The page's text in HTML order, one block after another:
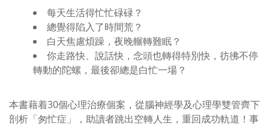
每天生活得忙忙碌碌？
總覺得陷入了時間荒？
白天焦慮煩躁，夜晚輾轉難眠？
你走路快、說話快，念頭也轉得特別快，彷彿不停
轉動的陀螺，最後卻總是白忙一場？
本書藉着30個心理治療個案，從腦神經學及心理學雙管齊下
剖析「匆忙症」，助讀者跳出空轉人生，重回成功軌道！事